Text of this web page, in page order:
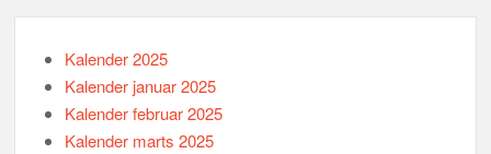
Kalender 2025
Kalender januar 2025
Kalender februar 2025
Kalender marts 2025